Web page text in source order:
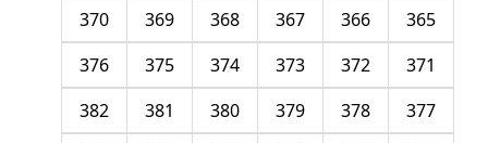
365
366
367
368
369
370
371
372
373
374
375
376
377
378
379
380
381
382